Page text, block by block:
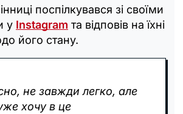
поспілкувався зі своїми
у Instagram та відповів на їхні
його стану.
не завжди легко, але
хочу в це